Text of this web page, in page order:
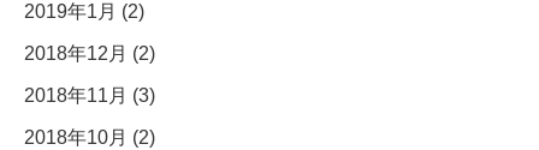
2019年1月 (2)
2018年12月 (2)
2018年11月 (3)
2018年10月 (2)